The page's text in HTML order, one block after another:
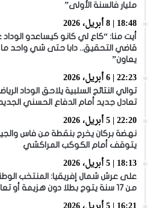
مليار فالسنة الأولى”
18:48 | 8 أبريل، 2026
أيت منا: “كاع لي كانو كيساعدو
قاضي التحقيق.. دابا حتى شي واحد ما
يعاون”
22:23 | 6 أبريل، 2026
توالي النتائج السلبية يلاحق الوداد
تعادل جديد أمام الدفاع الحسني
22:20 | 5 أبريل، 2026
نهضة بركان يخرج بنقطة من فاس
يتوقف أمام الكوكب المراكشي
18:13 | 5 أبريل، 2026
على عرش شمال إفريقيا: المنتخب
من 17 سنة يتوج بطلا دون هزيمة أو تعادل